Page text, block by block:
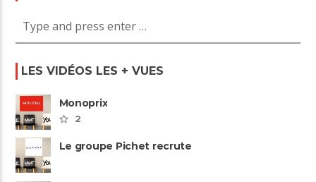
LES VIDÉOS LES + VUES
Monoprix
2
Le groupe Pichet recrute